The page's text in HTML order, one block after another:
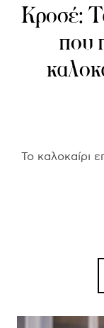
Κροσέ:
που
Το καλοκαίρι